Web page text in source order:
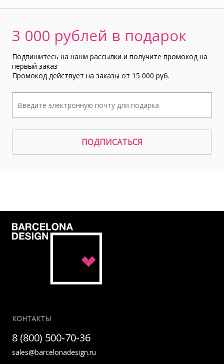
3 000 рублей в подарок
Подпишитесь на наши рассылки и получите промокод на
первый заказ
Промокод действует на заказы от 15 000 руб.
ПОДПИСАТЬСЯ
КОНТАКТЫ
8 (800) 500-70-36
sales@barcelonadesign.ru